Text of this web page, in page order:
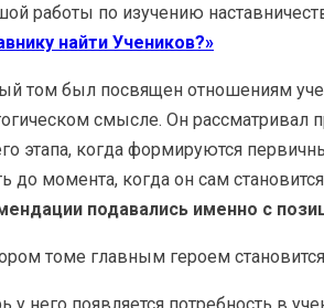
работы по изучению
найти Учеников?»
том был посвящен отношениям
смысле. Он рассматривал
этапа, когда формируются
до момента, когда он сам
подавались именно с
томе главным героем
у него появляется потребность в